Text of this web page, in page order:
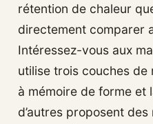
rétention de chaleur
directement comparer
Intéressez-vous aux
utilise trois couches de
à mémoire de forme et
d’autres proposent